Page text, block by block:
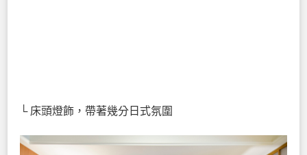
└ 床頭燈飾，帶著幾分日式氛圍